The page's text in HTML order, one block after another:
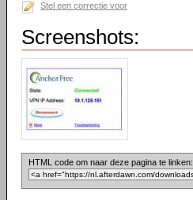
Stel een correctie voor
Screenshots:
HTML code om naar deze pagina te linken: